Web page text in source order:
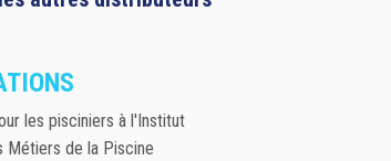
les pisciniers à l'Institut
Métiers de la Piscine